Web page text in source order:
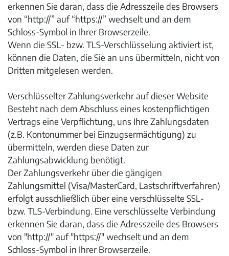
erkennen Sie daran, dass die Adresszeile des Browsers
von “http://” auf “https://” wechselt und an dem
Schloss-Symbol in Ihrer Browserzeile.
Wenn die SSL- bzw. TLS-Verschlüsselung aktiviert ist,
können die Daten, die Sie an uns übermitteln, nicht von
Dritten mitgelesen werden.
Verschlüsselter Zahlungsverkehr auf dieser Website
Besteht nach dem Abschluss eines kostenpflichtigen
Vertrags eine Verpflichtung, uns Ihre Zahlungsdaten
(z.B. Kontonummer bei Einzugsermächtigung) zu
übermitteln, werden diese Daten zur
Zahlungsabwicklung benötigt.
Der Zahlungsverkehr über die gängigen
Zahlungsmittel (Visa/MasterCard, Lastschriftverfahren)
erfolgt ausschließlich über eine verschlüsselte SSL-
bzw. TLS-Verbindung. Eine verschlüsselte Verbindung
erkennen Sie daran, dass die Adresszeile des Browsers
von "http://" auf "https://" wechselt und an dem
Schloss-Symbol in Ihrer Browserzeile.